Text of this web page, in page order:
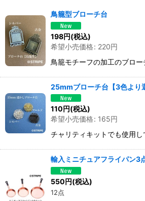
並び順
鳥籠型ブローチ台
198円(税込)
希望小売価格: 220円
鳥籠モチーフの加工のブロ
25mmブローチ台【3色より
110円(税込)
希望小売価格: 165円
チャリティキットでも使用
輸入ミニチュアフライパン3
550円(税込)
12点